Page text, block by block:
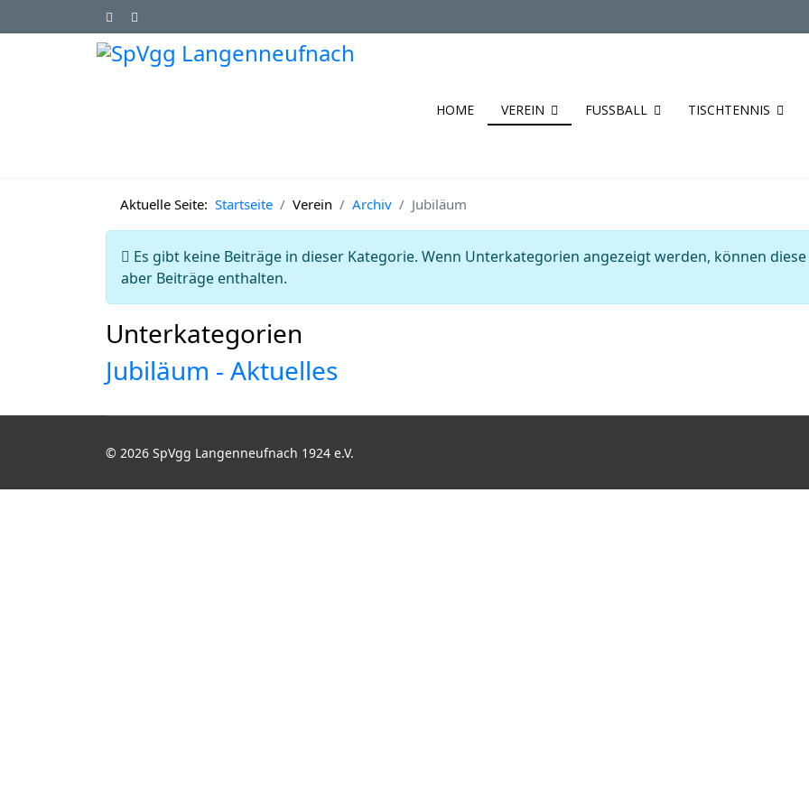
HOME VEREIN FUSSBALL TISCHTENNIS
Aktuelle Seite: Startseite Verein Archiv Jubiläum
Information
Es gibt keine Beiträge in dieser Kategorie. Wenn Unterkategorien angezeigt werden, können diese
aber Beiträge enthalten.
Unterkategorien
Jubiläum - Aktuelles
© 2026 SpVgg Langenneufnach 1924 e.V.